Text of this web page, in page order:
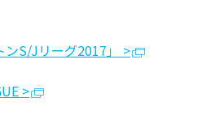
ンS/Jリーグ2017」 >
>